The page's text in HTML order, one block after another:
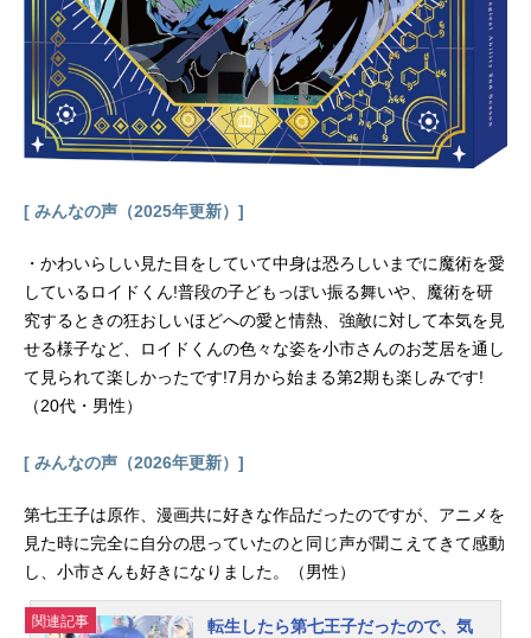
総作画監督：亀山千夏 伊藤陽祐フ
ィギュアスケート振付：鈴木明子フ
ィギュアスケート監督・3DCGディレ
クター：こうじ3DCGビジュアルディ
レクター：戸田貴之3DCGアニメーシ
ョンスーパーバイザー：堀正太郎3D
CGプロデューサー：飯島哲色彩設
[ みんなの声（2025年更新）]
・かわいらしい見た目をしていて中身は恐ろしいまでに魔術を愛
しているロイドくん!普段の子どもっぽい振る舞いや、魔術を研
究するときの狂おしいほどへの愛と情熱、強敵に対して本気を見
せる様子など、ロイドくんの色々な姿を小市さんのお芝居を通し
て見られて楽しかったです!7月から始まる第2期も楽しみです!
（20代・男性）
[ みんなの声（2026年更新）]
第七王子は原作、漫画共に好きな作品だったのですが、アニメを
見た時に完全に自分の思っていたのと同じ声が聞こえてきて感動
し、小市さんも好きになりました。（男性）
関連記事 転生したら第七王子だったので、気